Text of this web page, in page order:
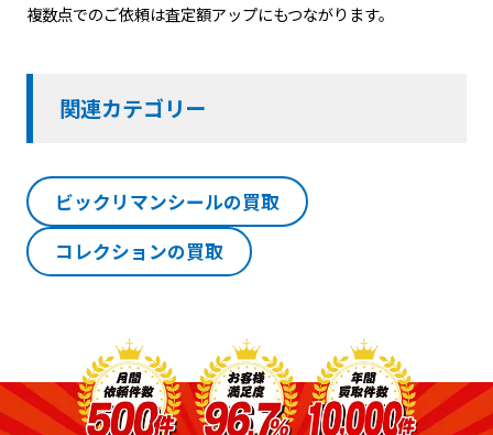
複数点でのご依頼は査定額アップにもつながります。
関連カテゴリー
ビックリマンシールの買取
コレクションの買取